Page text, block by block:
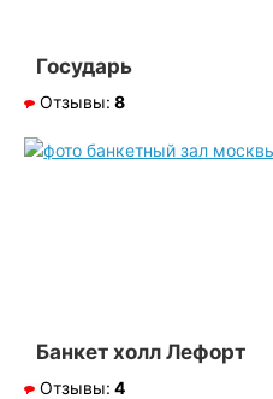
Государь
Отзывы: 8
Банкет холл Лефорт
Отзывы: 4